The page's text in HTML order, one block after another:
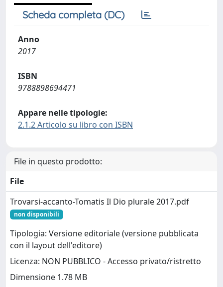
Scheda completa (DC)
Anno
2017
ISBN
9788898694471
Appare nelle tipologie:
2.1.2 Articolo su libro con ISBN
File in questo prodotto:
File
Trovarsi-accanto-Tomatis Il Dio plurale 2017.pdf
non disponibili
Tipologia: Versione editoriale (versione pubblicata
con il layout dell'editore)
Licenza: NON PUBBLICO - Accesso privato/ristretto
Dimensione 1.78 MB